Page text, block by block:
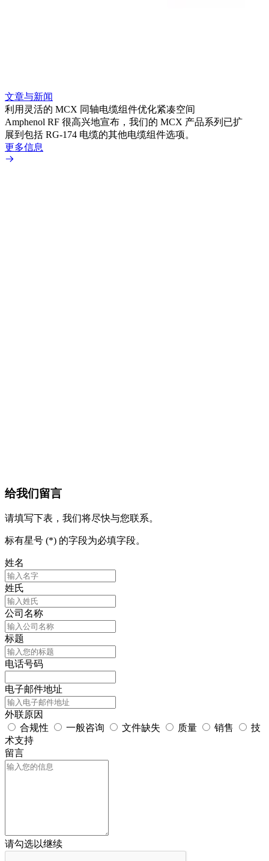
文章与新闻
利用灵活的 MCX 同轴电缆组件优化紧凑空间
Amphenol RF 很高兴地宣布，我们的 MCX 产品系列已扩
展到包括 RG-174 电缆的其他电缆组件选项。
更多信息
给我们留言
请填写下表，我们将尽快与您联系。
标有星号 (*) 的字段为必填字段。
姓名
姓氏
公司名称
标题
电话号码
电子邮件地址
外联原因
合规性
一般咨询 文件缺失 质量 销售
技
术支持
留言
请勾选以继续